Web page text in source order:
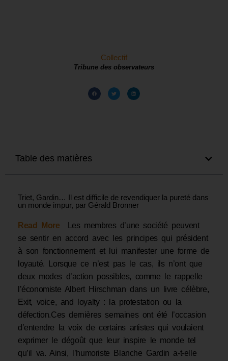
Collectif
Tribune des observateurs
Table des matières
Triet, Gardin… Il est difficile de revendiquer la pureté dans
un monde impur, par Gérald Bronner
Read More Les membres d’une société peuvent
se sentir en accord avec les principes qui président
à son fonctionnement et lui manifester une forme de
loyauté. Lorsque ce n’est pas le cas, ils n’ont que
deux modes d’action possibles, comme le rappelle
l’économiste Albert Hirschman dans un livre célèbre,
Exit, voice, and loyalty : la protestation ou la
défection.Ces dernières semaines ont été l’occasion
d’entendre la voix de certains artistes qui voulaient
exprimer le dégoût que leur inspire le monde tel
qu’il va. Ainsi, l’humoriste Blanche Gardin a-t-elle